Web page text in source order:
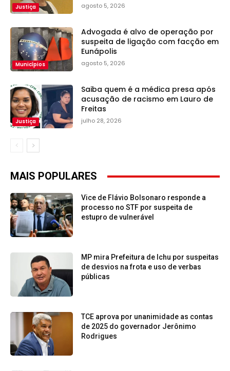
Justiça agosto 5, 2026
Municípios
Advogada é alvo de operação por
suspeita de ligação com facção em
Eunápolis
agosto 5, 2026
Justiça
Saiba quem é a médica presa após
acusação de racismo em Lauro de
Freitas
julho 28, 2026
MAIS POPULARES
Vice de Flávio Bolsonaro responde a
processo no STF por suspeita de
estupro de vulnerável
MP mira Prefeitura de Ichu por suspeitas
de desvios na frota e uso de verbas
públicas
TCE aprova por unanimidade as contas
de 2025 do governador Jerônimo
Rodrigues